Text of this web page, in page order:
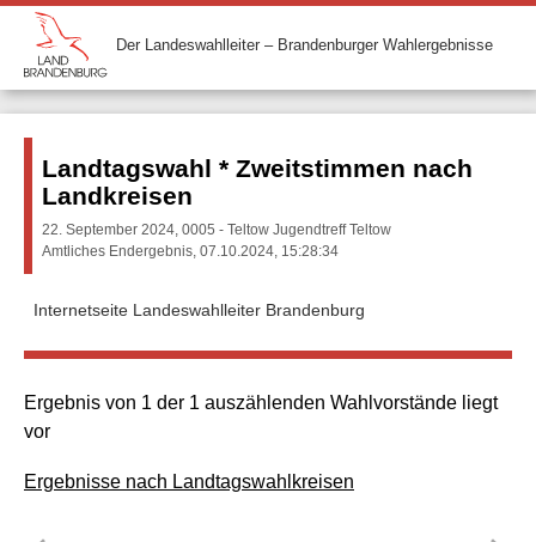
Der Landeswahlleiter – Brandenburger Wahlergebnisse
Landtagswahl * Zweitstimmen nach
Landkreisen
22. September 2024, 0005 - Teltow Jugendtreff Teltow
Amtliches Endergebnis, 07.10.2024, 15:28:34
Internetseite Landeswahlleiter Brandenburg
Ergebnis von 1 der 1 auszählenden Wahlvorstände liegt
vor
Ergebnisse nach Landtagswahlkreisen